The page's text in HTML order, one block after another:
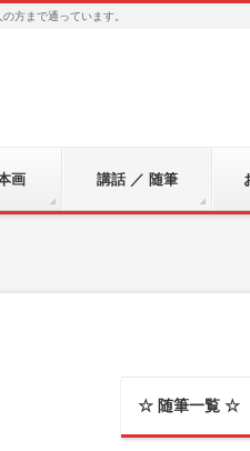
方まで通っています。
画 講話 ／ 随筆
☆ 随筆一覧 ☆